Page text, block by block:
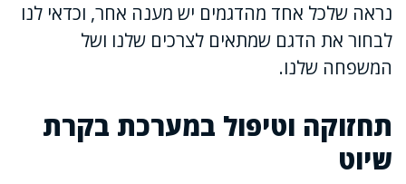
נראה שלכל אחד מהדגמים יש מענה אחר, וכדאי לנו
לבחור את הדגם שמתאים לצרכים שלנו ושל
המשפחה שלנו.
תחזוקה וטיפול במערכת בקרת
שיוט